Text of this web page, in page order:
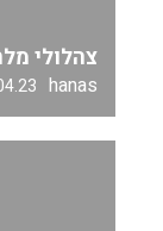
צהלולי
hanas